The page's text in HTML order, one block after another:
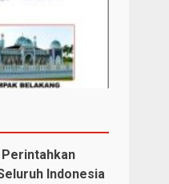
Indonesia